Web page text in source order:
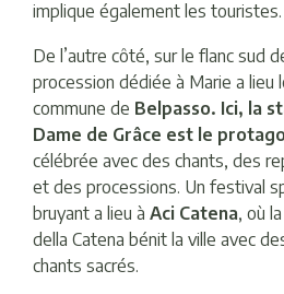
implique également les touristes.
De l’autre côté, sur le flanc sud
procession dédiée à Marie a lieu
commune de Belpasso. Ici, la
Dame de Grâce est le
célébrée avec des chants, des
et des processions. Un festival
bruyant a lieu à Aci Catena, où
della Catena bénit la ville avec
chants sacrés.